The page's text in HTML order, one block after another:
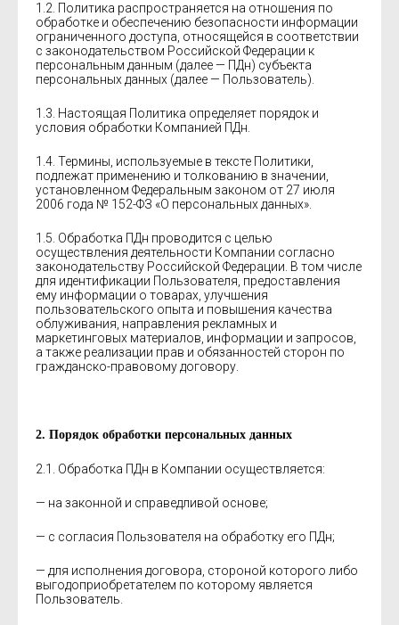
1.2. Политика распространяется на отношения по
обработке и обеспечению безопасности информации
ограниченного доступа, относящейся в соответствии
с законодательством Российской Федерации к
персональным данным (далее — ПДн) субъекта
персональных данных (далее — Пользователь).
1.3. Настоящая Политика определяет порядок и
условия обработки Компанией ПДн.
1.4. Термины, используемые в тексте Политики,
подлежат применению и толкованию в значении,
установленном Федеральным законом от 27 июля
2006 года № 152-ФЗ «О персональных данных».
1.5. Обработка ПДн проводится с целью
осуществления деятельности Компании согласно
законодательству Российской Федерации. В том числе
для идентификации Пользователя, предоставления
ему информации о товарах, улучшения
пользовательского опыта и повышения качества
облуживания, направления рекламных и
маркетинговых материалов, информации и запросов,
а также реализации прав и обязанностей сторон по
гражданско-правовому договору.
2. Порядок обработки персональных данных
2.1. Обработка ПДн в Компании осуществляется:
— на законной и справедливой основе;
— с согласия Пользователя на обработку его ПДн;
— для исполнения договора, стороной которого либо
выгодоприобретателем по которому является
Пользователь.